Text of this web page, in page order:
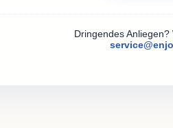
Dringendes